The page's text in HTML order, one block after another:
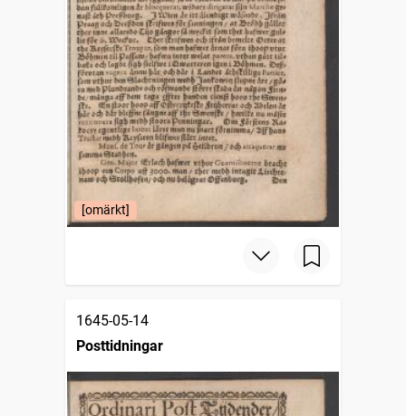
[omärkt]
1645-05-14
Posttidningar